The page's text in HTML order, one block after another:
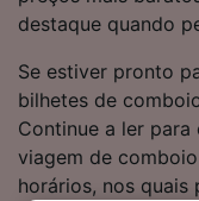
destaque quando
Se estiver pronto
bilhetes de
Continue a ler
viagem de
horários, nos